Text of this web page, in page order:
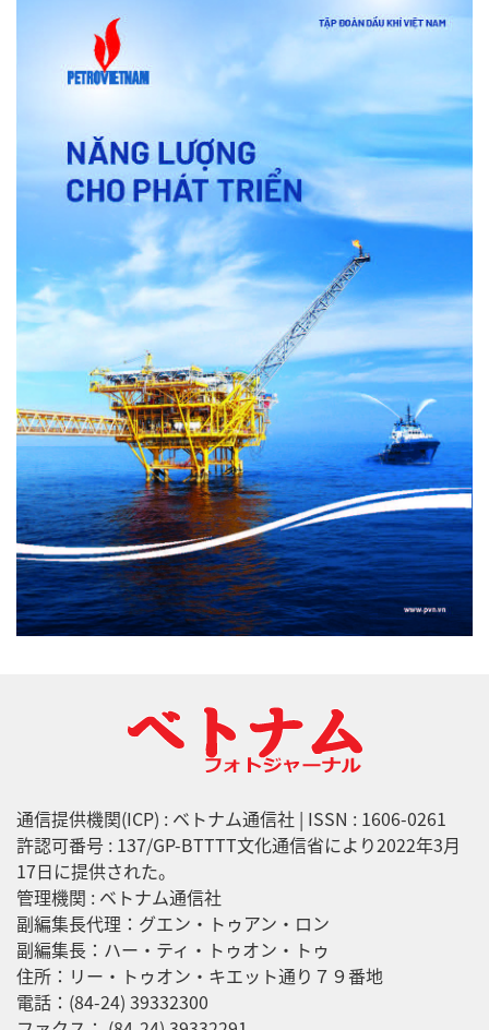
通信提供機関(ICP) : ベトナム通信社 | ISSN : 1606-0261
許認可番号 : 137/GP-BTTTT文化通信省により2022年3月
17日に提供された。
管理機関 : ベトナム通信社
副編集長代理：グエン・トゥアン・ロン
副編集長：ハー・ティ・トゥオン・トゥ
住所：リー・トゥオン・キエット通り７９番地
電話：(84-24) 39332300